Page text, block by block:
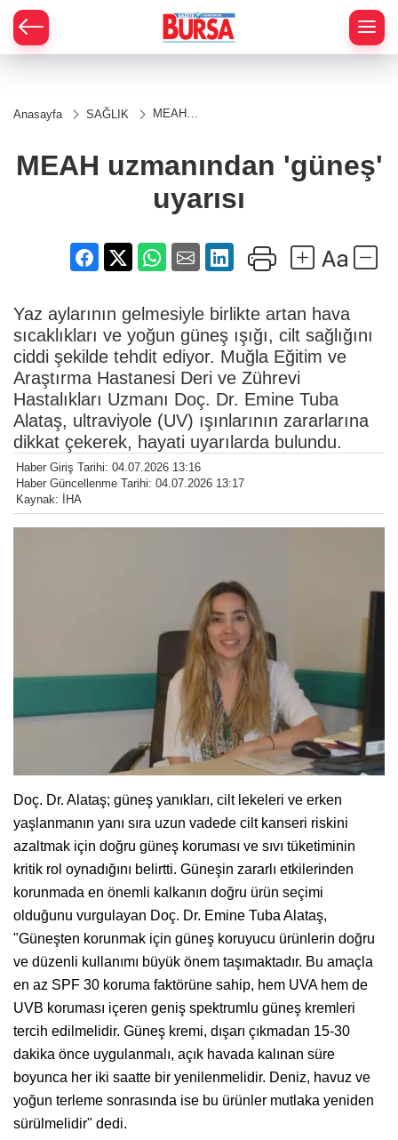
Anasayfa SAĞLIK
MEAH
MEAH uzmanından 'güneş'
uyarısı
Yaz aylarının gelmesiyle birlikte artan hava
sıcaklıkları ve yoğun güneş ışığı, cilt sağlığını
ciddi şekilde tehdit ediyor. Muğla Eğitim ve
Araştırma Hastanesi Deri ve Zührevi
Hastalıkları Uzmanı Doç. Dr. Emine Tuba
Alataş, ultraviyole (UV) ışınlarının zararlarına
dikkat çekerek, hayati uyarılarda bulundu.
Haber Giriş Tarihi: 04.07.2026 13:16
Haber Güncellenme Tarihi: 04.07.2026 13:17
Kaynak: İHA
Doç. Dr. Alataş; güneş yanıkları, cilt lekeleri ve erken
yaşlanmanın yanı sıra uzun vadede cilt kanseri riskini
azaltmak için doğru güneş koruması ve sıvı tüketiminin
kritik rol oynadığını belirtti. Güneşin zararlı etkilerinden
korunmada en önemli kalkanın doğru ürün seçimi
olduğunu vurgulayan Doç. Dr. Emine Tuba Alataş,
"Güneşten korunmak için güneş koruyucu ürünlerin doğru
ve düzenli kullanımı büyük önem taşımaktadır. Bu amaçla
en az SPF 30 koruma faktörüne sahip, hem UVA hem de
UVB koruması içeren geniş spektrumlu güneş kremleri
tercih edilmelidir. Güneş kremi, dışarı çıkmadan 15-30
dakika önce uygulanmalı, açık havada kalınan süre
boyunca her iki saatte bir yenilenmelidir. Deniz, havuz ve
yoğun terleme sonrasında ise bu ürünler mutlaka yeniden
sürülmelidir" dedi.